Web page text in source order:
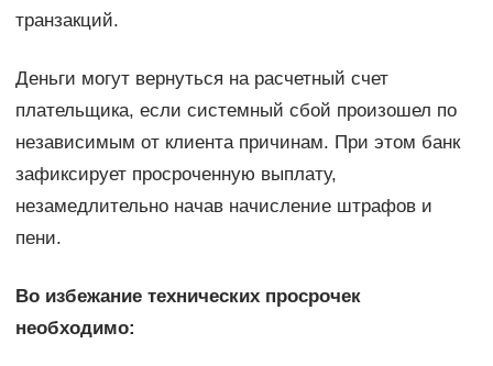
транзакций.
Деньги могут вернуться на расчетный счет
плательщика, если системный сбой произошел по
независимым от клиента причинам. При этом банк
зафиксирует просроченную выплату,
незамедлительно начав начисление штрафов и
пени.
Во избежание технических просрочек
необходимо: